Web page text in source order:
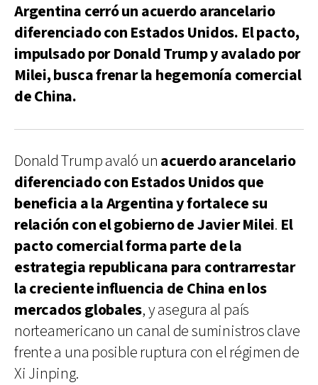
Argentina cerró un acuerdo arancelario
diferenciado con Estados Unidos. El pacto,
impulsado por Donald Trump y avalado por
Milei, busca frenar la hegemonía comercial
de China.
Donald Trump avaló un acuerdo arancelario
diferenciado con Estados Unidosque
beneficia a la Argentina y fortalece su
relación con el gobierno de Javier Milei. El
pacto comercial forma parte de la
estrategia republicana para contrarrestar
la creciente influencia de China en los
mercados globales, y asegura al país
norteamericano un canal de suministros clave
frente a una posible ruptura con el régimen de
Xi Jinping.